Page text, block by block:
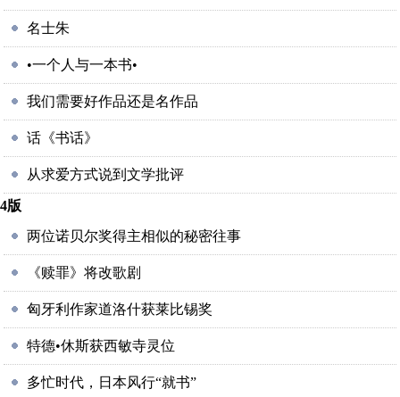
名士朱
•一个人与一本书•
我们需要好作品还是名作品
话《书话》
从求爱方式说到文学批评
4版
两位诺贝尔奖得主相似的秘密往事
《赎罪》将改歌剧
匈牙利作家道洛什获莱比锡奖
特德•休斯获西敏寺灵位
多忙时代，日本风行“就书”